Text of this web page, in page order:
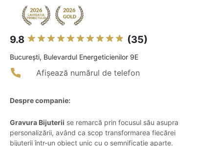
9.8 (35)
Bucureşti, Bulevardul Energeticienilor 9E
Afișează numărul de telefon
Despre companie:
Gravura Bijuterii se remarcă prin focusul său asupra
personalizării, având ca scop transformarea fiecărei
bijuterii într-un obiect unic cu o semnificație aparte.